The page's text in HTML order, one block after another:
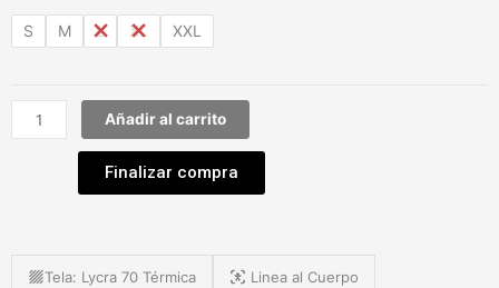
S M L XL XXL
Añadir al carrito
Finalizar compra
Tela: Lycra 70 Térmica Linea al Cuerpo